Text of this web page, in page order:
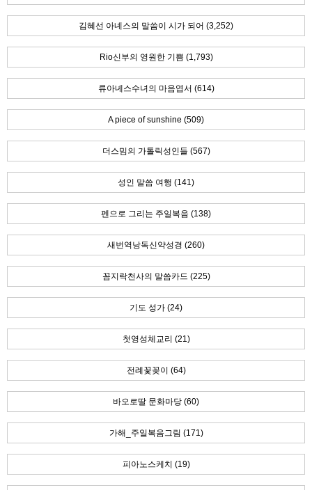
김혜선 아녜스의 말씀이 시가 되어 (3,252)
Rio신부의 영원한 기쁨 (1,793)
류아녜스수녀의 마음엽서 (614)
A piece of sunshine (509)
더스밈의 가톨릭성인들 (567)
성인 말씀 여행 (141)
펜으로 그리는 주일복음 (138)
새번역낭독신약성경 (260)
꼼지락천사의 말씀카드 (225)
기도 성가 (24)
첫영성체교리 (21)
전례꽃꽂이 (64)
바오로딸 문화마당 (60)
가해_주일복음그림 (171)
피아노스케치 (19)